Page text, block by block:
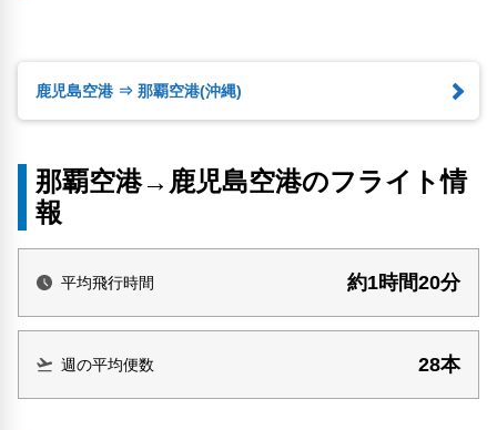
鹿児島空港 ⇒ 那覇空港(沖縄)
那覇空港→鹿児島空港のフライト情
報
平均飛行時間 約1時間20分
週の平均便数 28本